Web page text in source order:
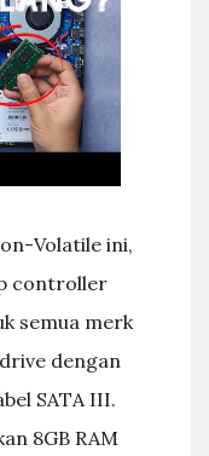
Volatile ini,
controller
semua merk
dengan
SATA III.
8GB RAM